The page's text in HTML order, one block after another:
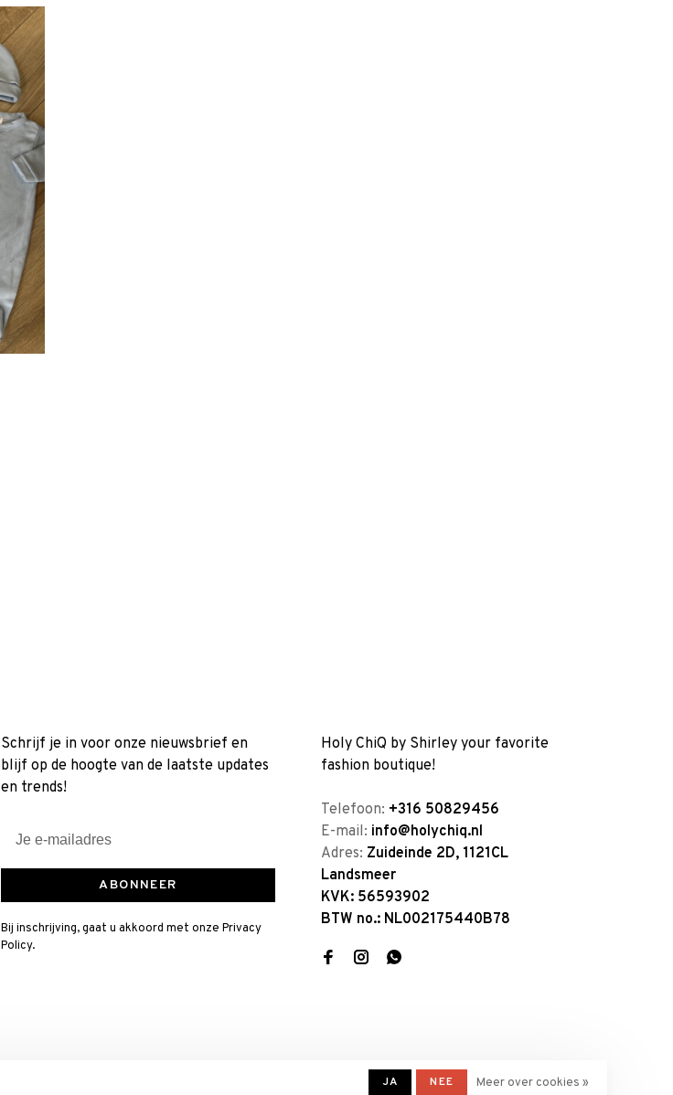
Schrijf je in voor onze nieuwsbrief en
blijf op de hoogte van de laatste updates
en trends!
ABONNEER
Bij inschrijving, gaat u akkoord met onze Privacy
Policy.
Holy ChiQ by Shirley your favorite
fashion boutique!
Telefoon: +316 50829456
E-mail: info@holychiq.nl
Adres: Zuideinde 2D, 1121CL
Landsmeer
KVK: 56593902
BTW no.: NL002175440B78
JA NEE Meer over cookies »